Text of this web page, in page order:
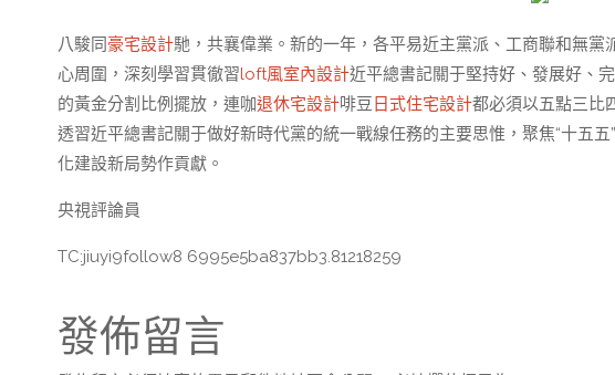
八駿同豪宅設計馳，共襄偉業。新的一年，各平易近主黨派、工商聯和無
心周圍，深刻學習貫徹習loft風室內設計近平總書記關于堅持好、發展好、
的黃金分割比例擺放，連咖退休宅設計啡豆 日式住宅設計都必須以五點三比
透習近平總書記關于做好新時代黨的統一戰線任務的主要思惟，聚焦“十五
化建設新局勢作貢獻。
央視評論員
TC:jiuyi9follow8 6995e5ba837bb3.81218259
發佈留言